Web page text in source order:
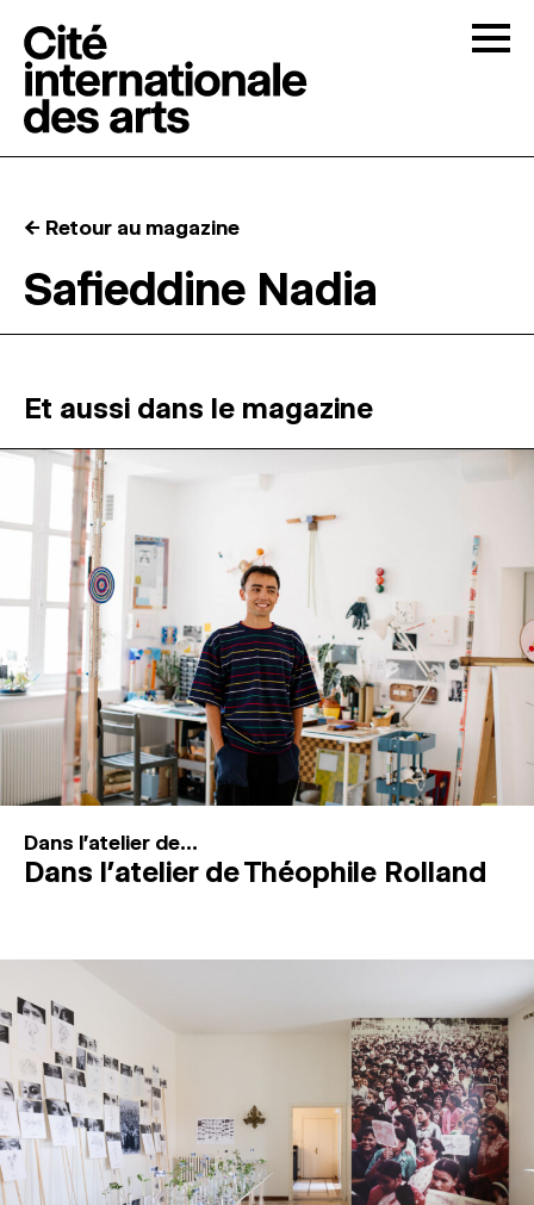
RÉSIDENCES ↓
ATELIERS OUVERTS
PROGRAMMATION
MAGAZINE
ESPACES DE PRATIQUE ARTISTIQUE ↓
Recherche
Connexion
← Retour au magazine
Safieddine Nadia
Et aussi dans le magazine
Dans l'atelier de...
Dans l’atelier de Théophile Rolland